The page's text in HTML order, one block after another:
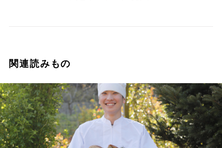
関連読みもの